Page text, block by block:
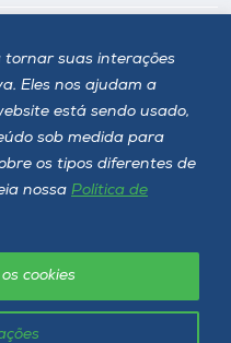
tornar suas interações
Eles nos ajudam a
está sendo usado,
sob medida para
os tipos diferentes de
nossa Política de
cookies